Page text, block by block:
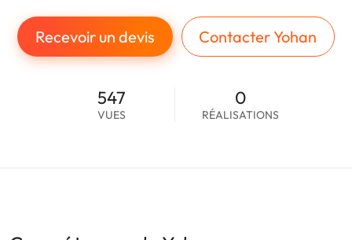
Recevoir un devis Contacter Yohan
547
VUES
0
RÉALISATIONS